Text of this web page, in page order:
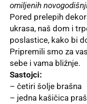
omiljenih
Pored prelepih
ukrasa, naš dom i
poslastice, kako bi
Pripremili smo za
sebe i vama bližnje.
Sastojci:
– četiri šolje brašna
– jedna kašičica